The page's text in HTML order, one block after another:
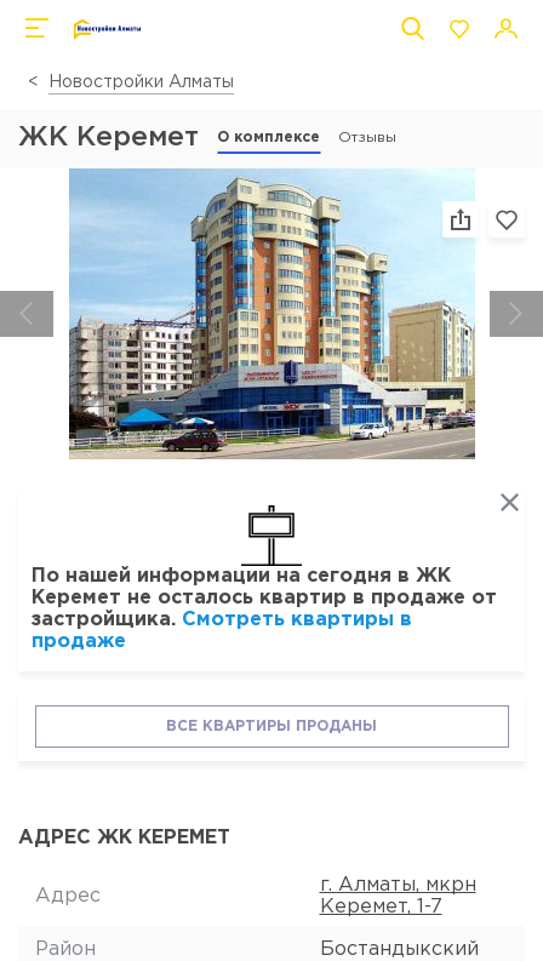
Новостройки Алматы
ЖК Керемет О комплексе Отзывы
По нашей информации на сегодня в ЖК
Керемет не осталось квартир в продаже от
застройщика. Смотреть квартиры в
продаже
ВСЕ КВАРТИРЫ ПРОДАНЫ
АДРЕС ЖК КЕРЕМЕТ
Адрес
г. Алматы, мкрн
Керемет, 1-7
Район Бостандыкский